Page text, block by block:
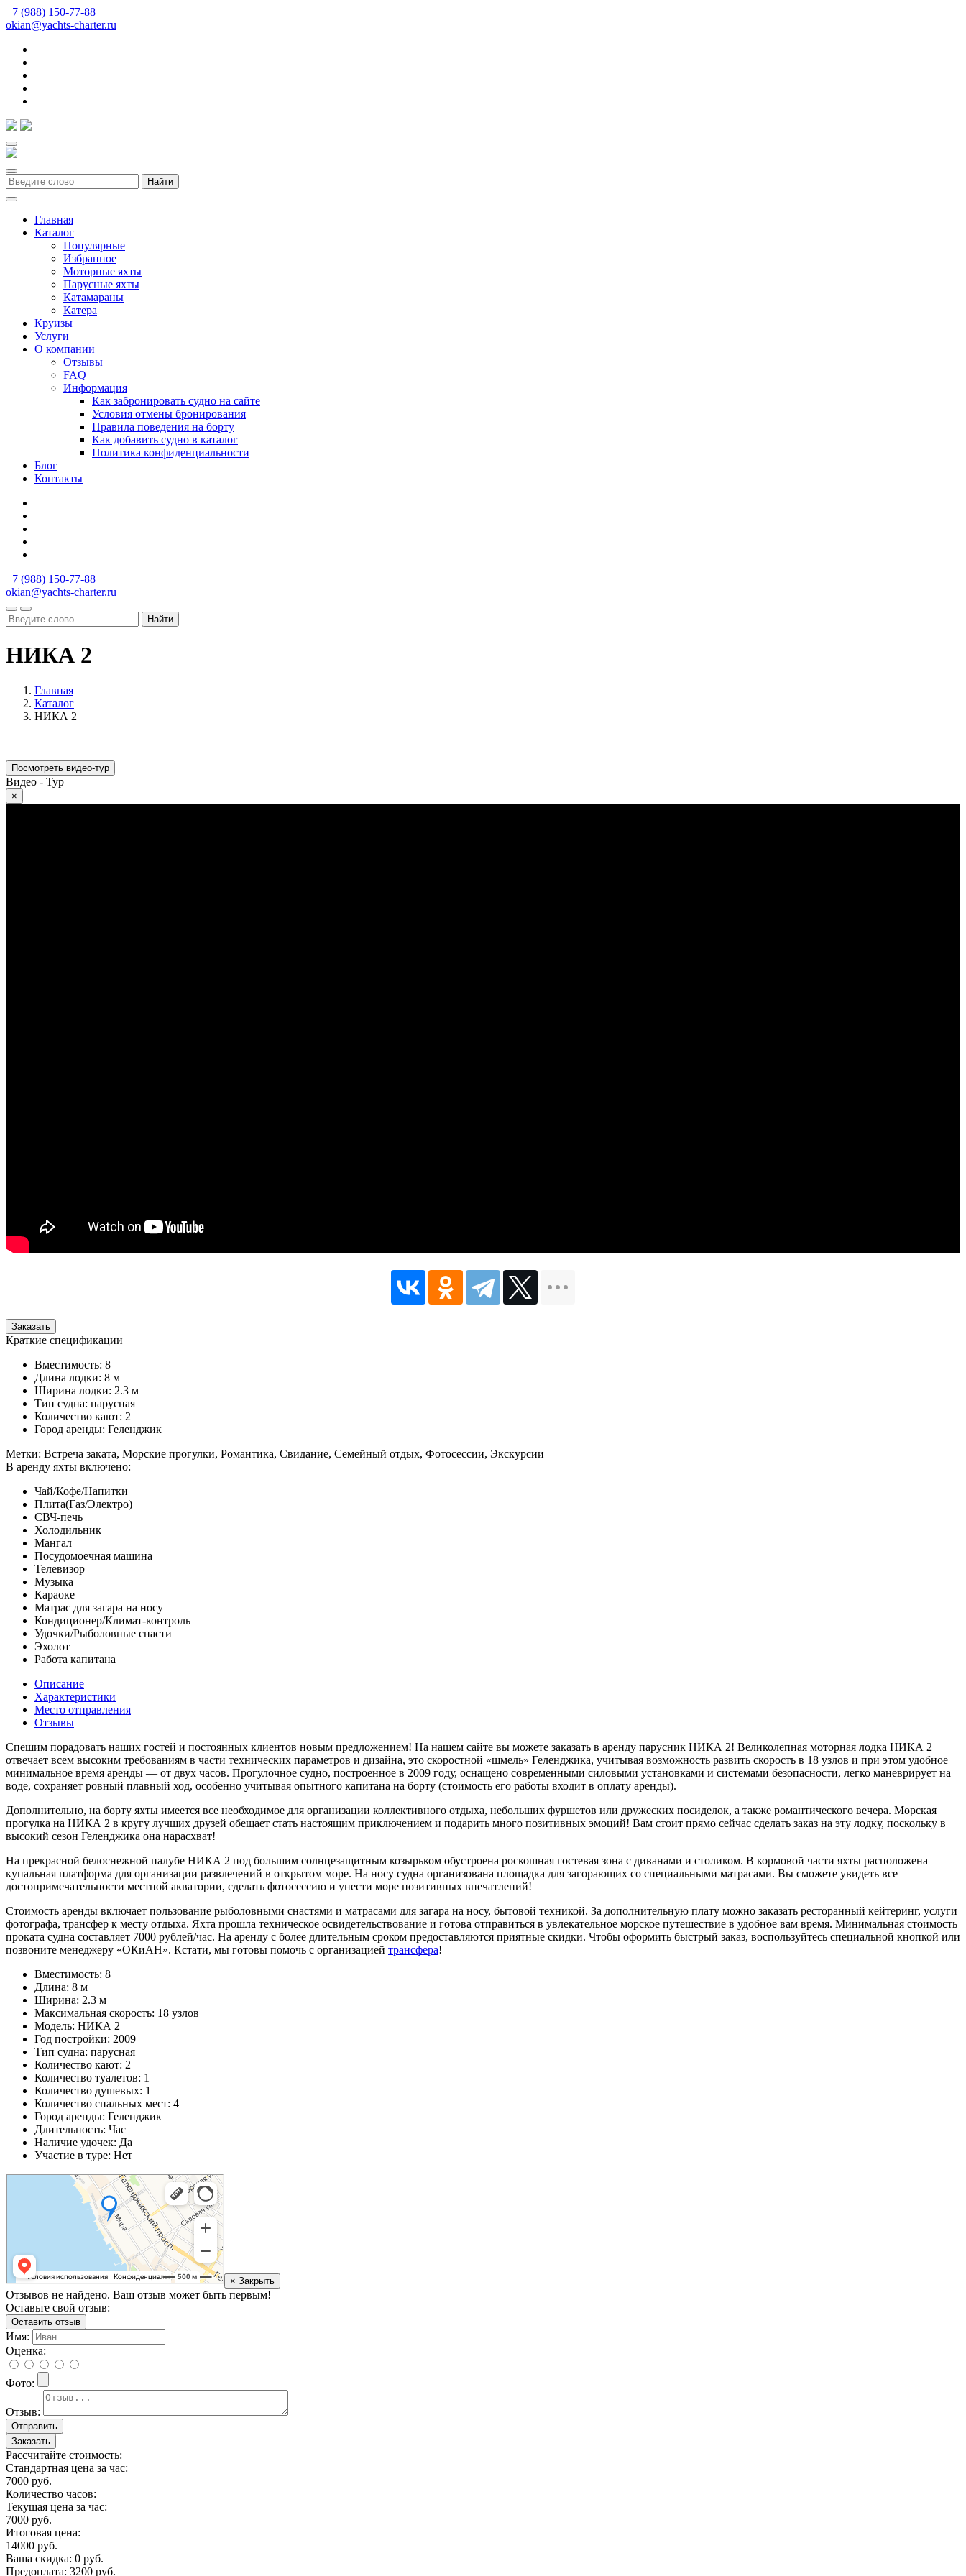
+7 (988) 150-77-88
okian@yachts-charter.ru
Найти
Главная
Каталог
Популярные
Избранное
Моторные яхты
Парусные яхты
Катамараны
Катера
Круизы
Услуги
О компании
Отзывы
FAQ
Информация
Как забронировать судно на сайте
Условия отмены бронирования
Правила поведения на борту
Как добавить судно в каталог
Политика конфиденциальности
Блог
Контакты
+7 (988) 150-77-88
okian@yachts-charter.ru
Найти
НИКА 2
Главная
Каталог
НИКА 2
Посмотреть видео-тур
Видео - Тур
×
Заказать
Краткие спецификации
Вместимость: 8
Длина лодки: 8 м
Ширина лодки: 2.3 м
Тип судна: парусная
Количество кают: 2
Город аренды: Геленджик
Метки: Встреча заката, Морские прогулки, Романтика, Свидание, Семейный отдых, Фотосессии, Экскурсии
В аренду яхты включено:
Чай/Кофе/Напитки
Плита(Газ/Электро)
СВЧ-печь
Холодильник
Мангал
Посудомоечная машина
Телевизор
Музыка
Караоке
Матрас для загара на носу
Кондиционер/Климат-контроль
Удочки/Рыболовные снасти
Эхолот
Работа капитана
Описание
Характеристики
Место отправления
Отзывы
Спешим порадовать наших гостей и постоянных клиентов новым предложением! На нашем сайте вы можете заказать в аренду парусник НИКА 2! Великолепная моторная лодка НИКА 2
отвечает всем высоким требованиям в части технических параметров и дизайна, это скоростной «шмель» Геленджика, учитывая возможность развить скорость в 18 узлов и при этом удобное
минимальное время аренды — от двух часов. Прогулочное судно, построенное в 2009 году, оснащено современными силовыми установками и системами безопасности, легко маневрирует на
воде, сохраняет ровный плавный ход, особенно учитывая опытного капитана на борту (стоимость его работы входит в оплату аренды).
Дополнительно, на борту яхты имеется все необходимое для организации коллективного отдыха, небольших фуршетов или дружеских посиделок, а также романтического вечера. Морская
прогулка на НИКА 2 в кругу лучших друзей обещает стать настоящим приключением и подарить много позитивных эмоций! Вам стоит прямо сейчас сделать заказ на эту лодку, поскольку в
высокий сезон Геленджика она нарасхват!
На прекрасной белоснежной палубе НИКА 2 под большим солнцезащитным козырьком обустроена роскошная гостевая зона с диванами и столиком. В кормовой части яхты расположена
купальная платформа для организации развлечений в открытом море. На носу судна организована площадка для загорающих со специальными матрасами. Вы сможете увидеть все
достопримечательности местной акватории, сделать фотосессию и унести море позитивных впечатлений!
Стоимость аренды включает пользование рыболовными снастями и матрасами для загара на носу, бытовой техникой. За дополнительную плату можно заказать ресторанный кейтеринг, услуги
фотографа, трансфер к месту отдыха. Яхта прошла техническое освидетельствование и готова отправиться в увлекательное морское путешествие в удобное вам время. Минимальная стоимость
проката судна составляет 7000 рублей/час. На аренду с более длительным сроком предоставляются приятные скидки. Чтобы оформить быстрый заказ, воспользуйтесь специальной кнопкой или
позвоните менеджеру «ОКиАН». Кстати, мы готовы помочь с организацией трансфера!
Вместимость: 8
Длина: 8 м
Ширина: 2.3 м
Максимальная скорость: 18 узлов
Модель: НИКА 2
Год постройки: 2009
Тип судна: парусная
Количество кают: 2
Количество туалетов: 1
Количество душевых: 1
Количество спальных мест: 4
Город аренды: Геленджик
Длительность: Час
Наличие удочек: Да
Участие в туре: Нет
× Закрыть
Отзывов не найдено. Ваш отзыв может быть первым!
Оставьте свой отзыв:
Оставить отзыв
Имя:
Оценка:
Фото:
Отзыв:
Заказать
Рассчитайте стоимость:
Стандартная цена за час:
7000 руб.
Количество часов:
Текущая цена за час:
7000 руб.
Итоговая цена:
14000 руб.
Ваша скидка: 0 руб.
Предоплата: 3200 руб.